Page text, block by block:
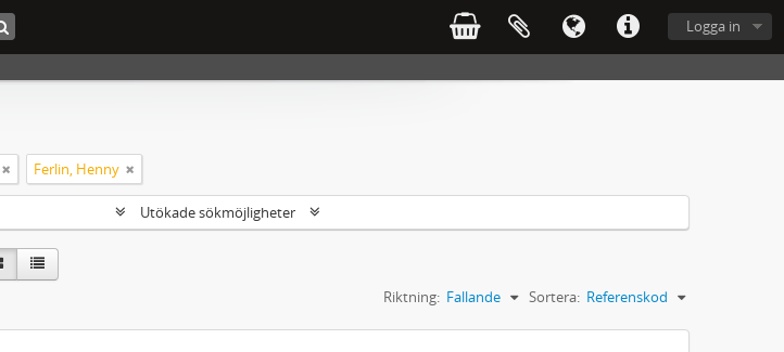
Logga in
Ferlin, Henny
Utökade sökmöjligheter
Sortera: Referenskod
Riktning: Fallande